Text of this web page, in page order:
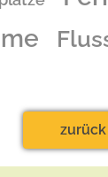
zurück